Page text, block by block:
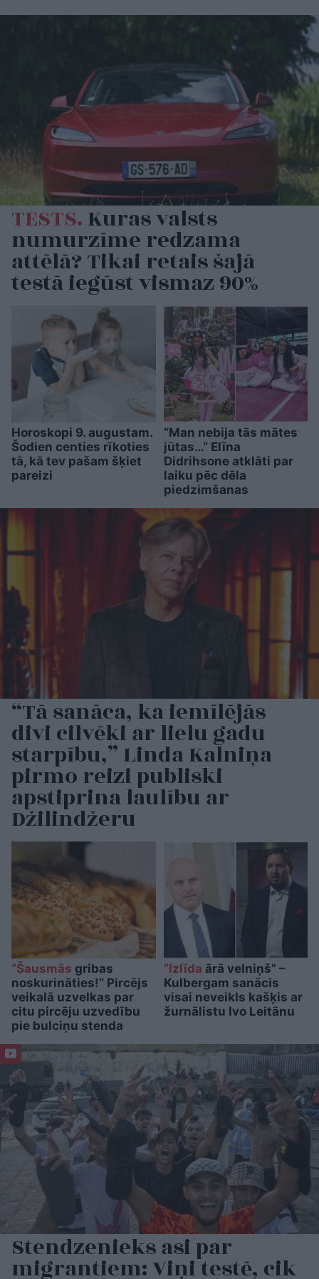
TESTS.Kuras valsts
numurzīme redzama
attēlā? Tikai retais šajā
testā iegūst vismaz 90%
Horoskopi 9. augustam.
Šodien centies rīkoties
tā, kā tev pašam šķiet
pareizi
“Man nebija tās mātes
jūtas…” Elīna
Didrihsone atklāti par
laiku pēc dēla
piedzimšanas
“Tā sanāca, ka iemīlējās
divi cilvēki ar lielu gadu
starpību,” Linda Kalniņa
pirmo reizi publiski
apstiprina laulību ar
Džilindžeru
“Šausmās gribas
noskurināties!” Pircējs
veikalā uzvelkas par
citu pircēju uzvedību
pie bulciņu stenda
“Izlīda ārā velniņš” –
Kulbergam sanācis
visai neveikls kašķis ar
žurnālistu Ivo Leitānu
Stendzenieks asi par
migrantiem: Viņi testē, cik